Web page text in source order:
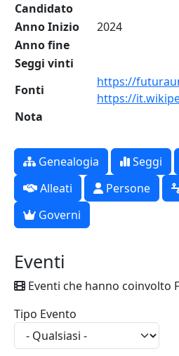
Candidato
Anno Inizio
2024
Anno fine
Seggi vinti
Fonti
https://
https://
Nota
Genealogia Seggi
Alleati
Persone
Governi
Eventi
Eventi che hanno coinvolto
Tipo Evento